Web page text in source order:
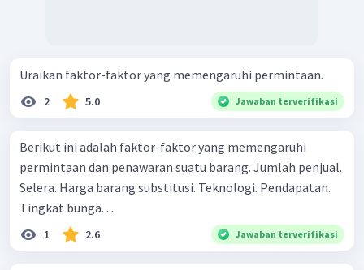
Uraikan faktor-faktor yang memengaruhi permintaan.
2 5.0 Jawaban terverifikasi
Berikut ini adalah faktor-faktor yang memengaruhi
permintaan dan penawaran suatu barang. Jumlah penjual.
Selera. Harga barang substitusi. Teknologi. Pendapatan.
Tingkat bunga. ...
1 2.6 Jawaban terverifikasi